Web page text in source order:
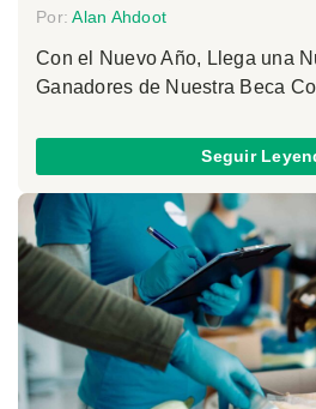
Por:Alan Ahdoot
Con el Nuevo Año, Llega una
Ganadores de Nuestra Beca
Seguir